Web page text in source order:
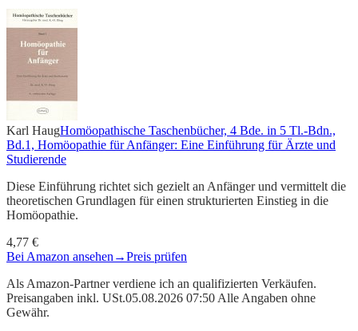
Karl HaugHomöopathische Taschenbücher, 4 Bde. in 5 Tl.-Bdn.,
Bd.1, Homöopathie für Anfänger: Eine Einführung für Ärzte und
Studierende
Diese Einführung richtet sich gezielt an Anfänger und vermittelt die
theoretischen Grundlagen für einen strukturierten Einstieg in die
Homöopathie.
4,77 €
Bei Amazon ansehen →Preis prüfen
Als Amazon-Partner verdiene ich an qualifizierten Verkäufen.
Preisangaben inkl. USt.05.08.2026 07:50 Alle Angaben ohne
Gewähr.